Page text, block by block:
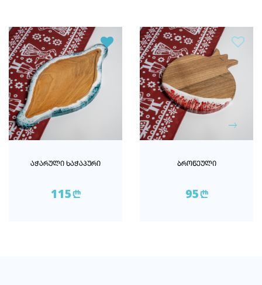
ᲐᲭᲐᲠᲣᲚᲘ ᲮᲐᲭᲐᲞᲣᲠᲘ
115n
ᲑᲠᲝᲬᲔᲣᲚᲘ
95n